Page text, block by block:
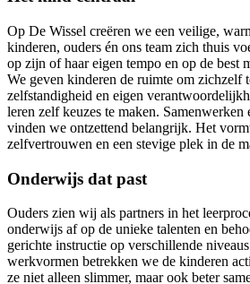
Op De Wissel creëren we een veilige,
kinderen, ouders én ons team zich thuis
op zijn of haar eigen tempo en op de best
We geven kinderen de ruimte om zichzelf
zelfstandigheid en eigen
leren zelf keuzes te maken. Samenwerken
vinden we ontzettend belangrijk. Het
zelfvertrouwen en een stevige plek in de
Onderwijs dat past
Ouders zien wij als partners in het
onderwijs af op de unieke talenten en
gerichte instructie op verschillende
werkvormen betrekken we de kinderen
ze niet alleen slimmer, maar ook beter